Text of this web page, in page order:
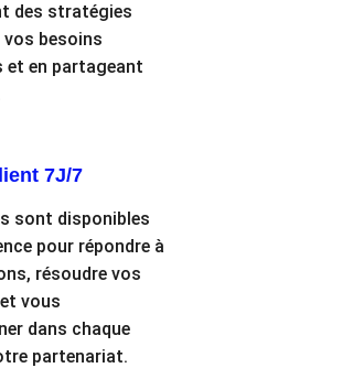
des stratégies
vos besoins
et en partageant
7J/7
sont disponibles
pour répondre à
résoudre vos
vous
dans chaque
partenariat.